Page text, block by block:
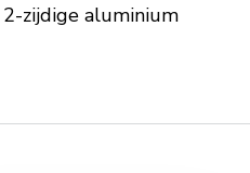
zijdige aluminium